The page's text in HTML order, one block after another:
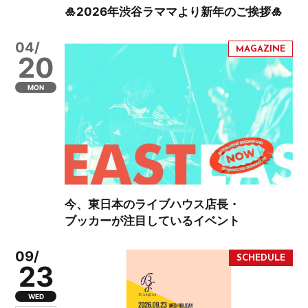
🎍2026年渋谷ラママより新年のご挨拶🎍
04/
20
MON
今、東日本のライブハウス店長・
ブッカーが注目しているイベント
09/
23
WED